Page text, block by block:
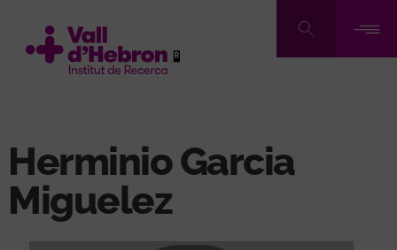
contenido
Herminio Garcia
Miguelez